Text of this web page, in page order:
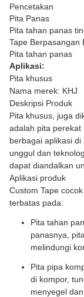
Pencetakan
Pita Panas
Pita tahan panas
Tape Berpasangan
Pita tahan panas
Aplikasi:
Pita khusus
Nama merek: KHJ
Deskripsi Produk
Pita khusus, juga
adalah pita perekat
berbagai aplikasi
unggul dan
dapat diandalkan
Aplikasi produk
Custom Tape
terbatas pada:
Pita tahan
panasnya,
melindungi
Pita pipa
di kompor,
menyegel